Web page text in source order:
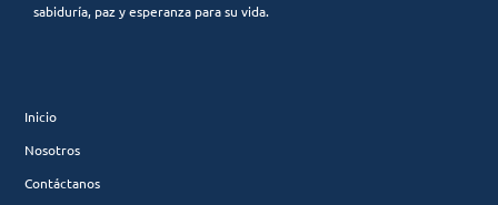
sabiduría, paz y esperanza para su vida.
Inicio
Nosotros
Contáctanos